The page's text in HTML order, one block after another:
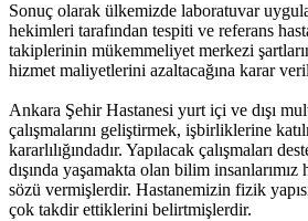
Sonuç olarak ülkemizde laboratuvar
hekimleri tarafından tespiti ve referans
takiplerinin mükemmeliyet merkezi
hizmet maliyetlerini azaltacağına karar
Ankara Şehir Hastanesi yurt içi ve dışı
çalışmalarını geliştirmek, işbirliklerine
kararlılığındadır. Yapılacak çalışmaları
dışında yaşamakta olan bilim insanlarımız
sözü vermişlerdir. Hastanemizin fizik
çok takdir ettiklerini belirtmişlerdir.